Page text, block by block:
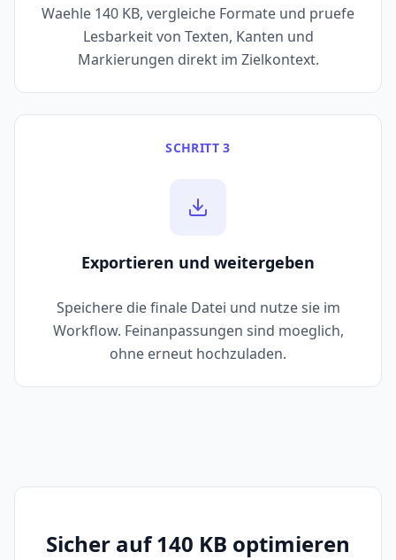
Waehle 140 KB, vergleiche Formate und pruefe
Lesbarkeit von Texten, Kanten und
Markierungen direkt im Zielkontext.
SCHRITT 3
Exportieren und weitergeben
Speichere die finale Datei und nutze sie im
Workflow. Feinanpassungen sind moeglich,
ohne erneut hochzuladen.
Sicher auf 140 KB optimieren